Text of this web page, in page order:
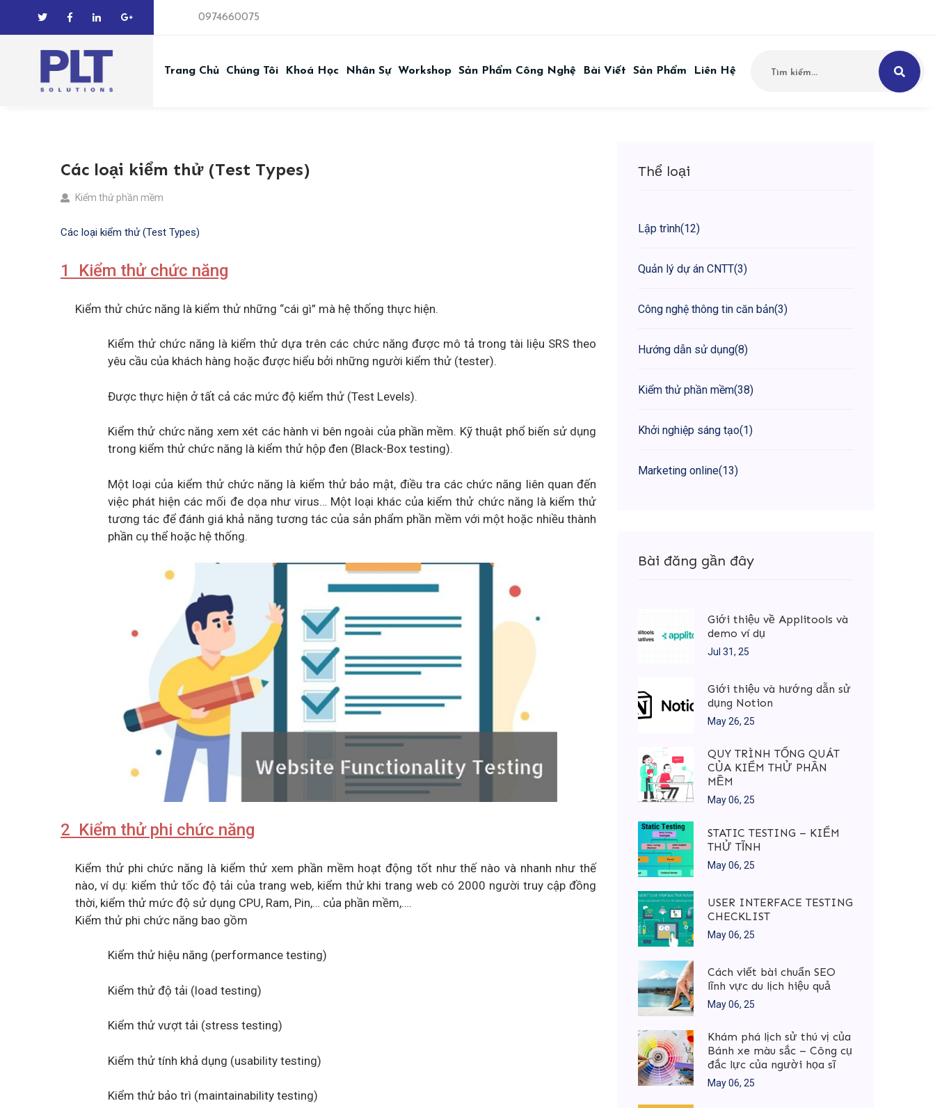
0974660075
Trang Chủ Chúng Tôi Khoá Học Nhân Sự Workshop Sản Phẩm Công Nghệ Bài Viết Sản Phẩm Liên Hệ
Các loại kiểm thử (Test Types)
Kiểm thử phần mềm
Các loại kiểm thử (Test Types)
1 Kiểm thử chức năng
Kiểm thử chức năng là kiểm thử những “cái gì” mà hệ thống thực hiện.
Kiểm thử chức năng là kiểm thử dựa trên các chức năng được mô tả trong tài liệu SRS theo
yêu cầu của khách hàng hoặc được hiểu bởi những người kiểm thử (tester).
Được thực hiện ở tất cả các mức độ kiểm thử (Test Levels).
Kiểm thử chức năng xem xét các hành vi bên ngoài của phần mềm. Kỹ thuật phổ biến sử dụng
trong kiểm thử chức năng là kiểm thử hộp đen (Black-Box testing).
Một loại của kiểm thử chức năng là kiểm thử bảo mật, điều tra các chức năng liên quan đến
việc phát hiện các mối đe dọa như virus… Một loại khác của kiểm thử chức năng là kiểm thử
tương tác để đánh giá khả năng tương tác của sản phẩm phần mềm với một hoặc nhiều thành
phần cụ thể hoặc hệ thống.
2 Kiểm thử phi chức năng
Kiểm thử phi chức năng là kiểm thử xem phần mềm hoạt động tốt như thế nào và nhanh như thế
nào, ví dụ: kiểm thử tốc độ tải của trang web, kiểm thử khi trang web có 2000 người truy cập đồng
thời, kiểm thử mức độ sử dụng CPU, Ram, Pin,… của phần mềm,….
Kiểm thử phi chức năng bao gồm
Kiểm thử hiệu năng (performance testing)
Kiểm thử độ tải (load testing)
Kiểm thử vượt tải (stress testing)
Kiểm thử tính khả dụng (usability testing)
Kiểm thử bảo trì (maintainability testing)
Thể loại
Lập trình(12)
Quản lý dự án CNTT(3)
Công nghệ thông tin căn bản(3)
Hướng dẫn sử dụng(8)
Kiểm thử phần mềm(38)
Khởi nghiệp sáng tạo(1)
Marketing online(13)
Bài đăng gần đây
Giới thiệu về Applitools và
demo ví dụ
Jul 31, 25
Giới thiệu và hướng dẫn sử
dụng Notion
May 26, 25
QUY TRÌNH TỔNG QUÁT
CỦA KIỂM THỬ PHẦN
MỀM
May 06, 25
STATIC TESTING – KIỂM
THỬ TĨNH
May 06, 25
USER INTERFACE TESTING
CHECKLIST
May 06, 25
Cách viết bài chuẩn SEO
lĩnh vực du lịch hiệu quả
May 06, 25
Khám phá lịch sử thú vị của
Bánh xe màu sắc – Công cụ
đắc lực của người họa sĩ
May 06, 25